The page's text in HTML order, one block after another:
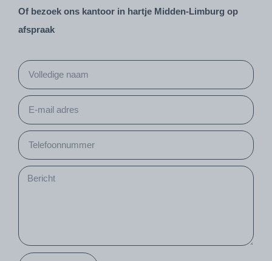
Of bezoek ons kantoor in hartje Midden-Limburg op
afspraak